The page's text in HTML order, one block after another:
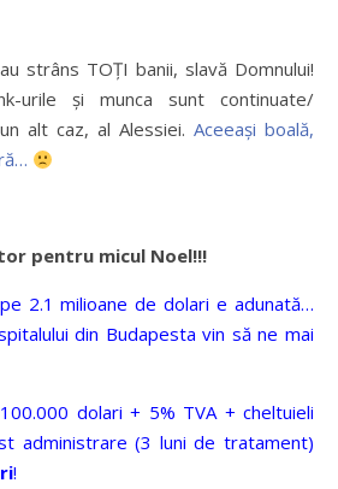
strâns TOȚI banii, slavă Domnului!
urile și munca sunt continuate/
alt caz, al Alessiei. Aceeași boală,
pentru micul Noel!!!
2.1 milioane de dolari e adunată…
din Budapesta vin să ne mai
dolari + 5% TVA + cheltuieli
administrare (3 luni de tratament)
!